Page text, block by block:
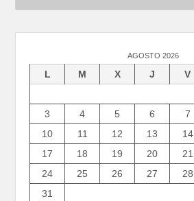
AGOSTO 2026
L M X J V
3
4 5 6 7
10
11 12 13 14
17
18 19 20 21
24
25 26 27 28
31